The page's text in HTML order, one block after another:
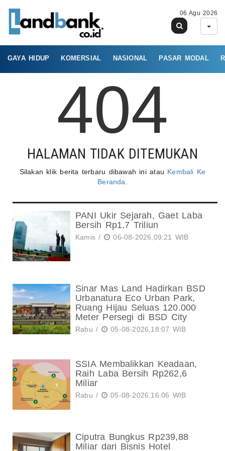
06 Agu 2026
GAYA HIDUP KOMERSIAL NASIONAL PASAR MODAL
404
HALAMAN TIDAK DITEMUKAN
Silakan klik berita terbaru dibawah ini atau Kembali Ke
Beranda
PANI Ukir Sejarah, Gaet Laba
Bersih Rp1,7 Triliun
Kamis / 06-08-2026,09:21 WIB
Sinar Mas Land Hadirkan BSD
Urbanatura Eco Urban Park,
Ruang Hijau Seluas 120.000
Meter Persegi di BSD City
Rabu / 05-08-2026,18:07 WIB
SSIA Membalikkan Keadaan,
Raih Laba Bersih Rp262,6
Miliar
Rabu / 05-08-2026,16:06 WIB
Ciputra Bungkus Rp239,88
Miliar dari Bisnis Hotel